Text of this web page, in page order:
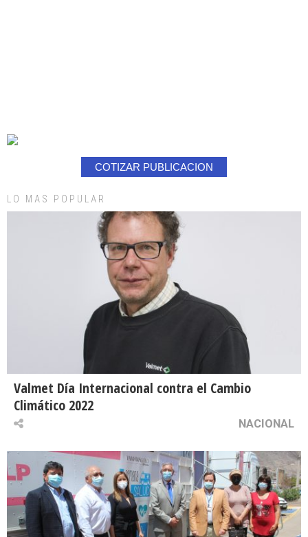
COTIZAR PUBLICACION
LO MAS POPULAR
Valmet Día Internacional contra el Cambio
Climático 2022
NACIONAL